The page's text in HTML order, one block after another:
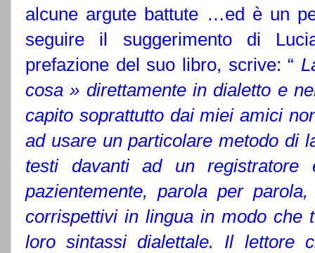
alcune argute battute …ed è un
seguire il suggerimento di
prefazione del suo libro, scrive: “
cosa » direttamente in dialetto e
capito soprattutto dai miei amici
ad usare un particolare metodo di
testi davanti ad un registratore
pazientemente, parola per
corrispettivi in lingua in modo che
loro sintassi dialettale. Il lettore